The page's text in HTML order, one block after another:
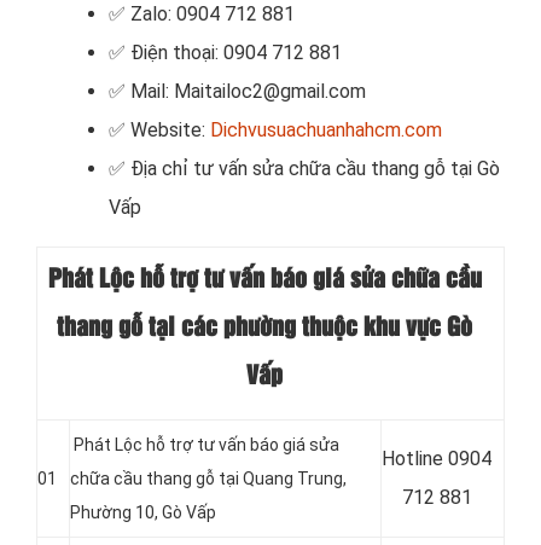
✅ Zalo: 0904 712 881
✅ Điện thoại: 0904 712 881
✅ Mail: Maitailoc2@gmail.com
✅ Website: Dichvusuachuanhahcm.com
✅ Địa chỉ tư vấn sửa chữa cầu thang gỗ tại Gò
Vấp
Phát Lộc hỗ trợ tư vấn báo giá sửa chữa cầu
thang gỗ tại các phường thuộc khu vực Gò
Vấp
01
Phát Lộc hỗ trợ tư vấn báo giá sửa
chữa cầu thang gỗ tại Quang Trung,
Phường 10, Gò Vấp
Hotline 0904
712 881